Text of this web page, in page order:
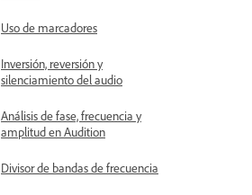
Uso de marcadores
Inversión, reversión y
silenciamiento del audio
Análisis de fase, frecuencia y
amplitud en Audition
Divisor de bandas de frecuencia